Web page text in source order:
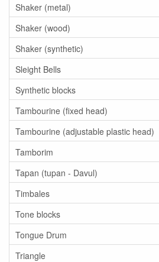
Shaker (metal)
Shaker (wood)
Shaker (synthetic)
Sleight Bells
Synthetic blocks
Tambourine (fixed head)
Tambourine (adjustable plastic head)
Tamborim
Tapan (tupan - Davul)
Timbales
Tone blocks
Tongue Drum
Triangle